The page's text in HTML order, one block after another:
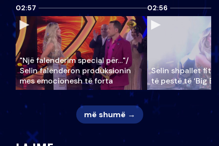
02:57
"Një falenderim special për…"/
Selin falënderon produksionin
mes emocionesh të forta
02:56
Selin shpallet
të pestë të ‘Big
më shumë →